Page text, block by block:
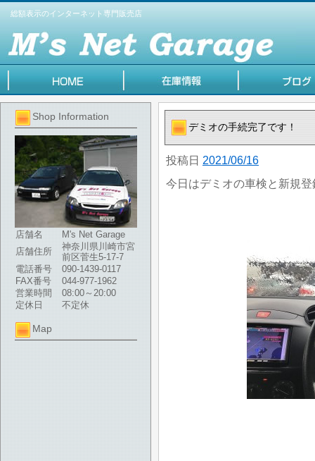
総額表示のインターネット専門販売店
Shop Information
店舗名
M's Net Garage
店舗住所
神奈川県川崎市宮
前区菅生5-17-7
電話番号
090-1439-0117
FAX番号
044-977-1962
営業時間
08:00～20:00
定休日
不定休
Map
デミオの手続完了です！
投稿日 2021/06/16
今日はデミオの車検と新規